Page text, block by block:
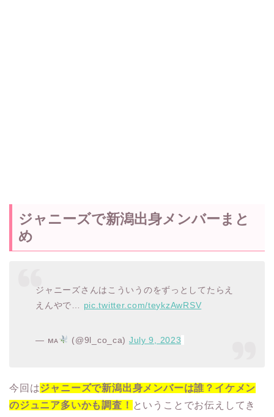
ジャニーズで新潟出身メンバーまと
め
ジャニーズさんはこういうのをずっとしてたらえ
えんやで… pic.twitter.com/teykzAwRSV
— ᴍᴀ (@9l_co_ca) July 9, 2023
今回はジャニーズで新潟出身メンバーは誰？イケメン
のジュニア多いかも調査！ ということでお伝えしてき